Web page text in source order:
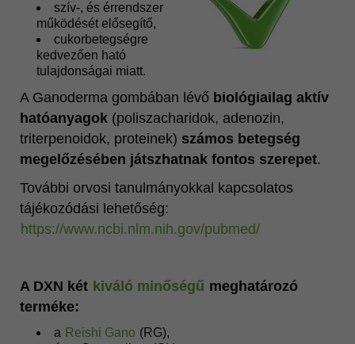
szív-, és érrendszer
működését elősegítő,
cukorbetegségre
kedvezően ható
tulajdonságai miatt.
A Ganoderma gombában lévő biológiailag aktív
hatóanyagok (poliszacharidok, adenozin,
triterpenoidok, proteinek) számos betegség
megelőzésében játszhatnak fontos szerepet.
További orvosi tanulmányokkal kapcsolatos
tájékozódási lehetőség:
https://www.ncbi.nlm.nih.gov/pubmed/
A DXN két kiváló minőségű meghatározó
terméke:
a Reishi Gano (RG),